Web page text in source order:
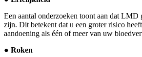
Een aantal onderzoeken toont aan dat
zijn. Dit betekent dat u een groter risico
aandoening als één of meer van uw
● Roken